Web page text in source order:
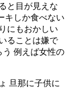
と目が見えな
キしか食べない
にもおかしい
ることは嫌で
例えば女性の
旦那に子供に